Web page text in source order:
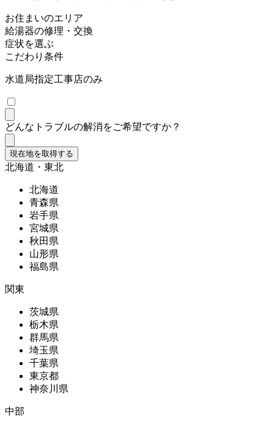
お住まいのエリア
給湯器の修理・交換
症状を選ぶ
こだわり条件
水道局指定工事店のみ
どんなトラブルの解消をご希望ですか？
現在地を取得する
北海道・東北
北海道
青森県
岩手県
宮城県
秋田県
山形県
福島県
関東
茨城県
栃木県
群馬県
埼玉県
千葉県
東京都
神奈川県
中部